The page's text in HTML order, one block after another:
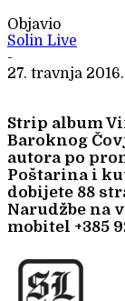
Objavio
Solin Live
-
27. travnja 2016.
Strip album
Baroknog
autora po
Poštarina i
dobijete 88
Narudžbe na
mobitel +385